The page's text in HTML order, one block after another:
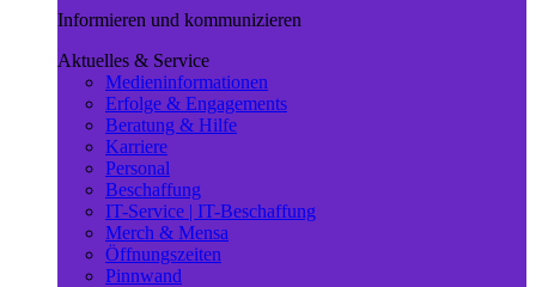
Informieren und kommunizieren
Aktuelles & Service
Medieninformationen
Erfolge & Engagements
Beratung & Hilfe
Karriere
Personal
Beschaffung
IT-Service | IT-Beschaffung
Merch & Mensa
Öffnungszeiten
Pinnwand